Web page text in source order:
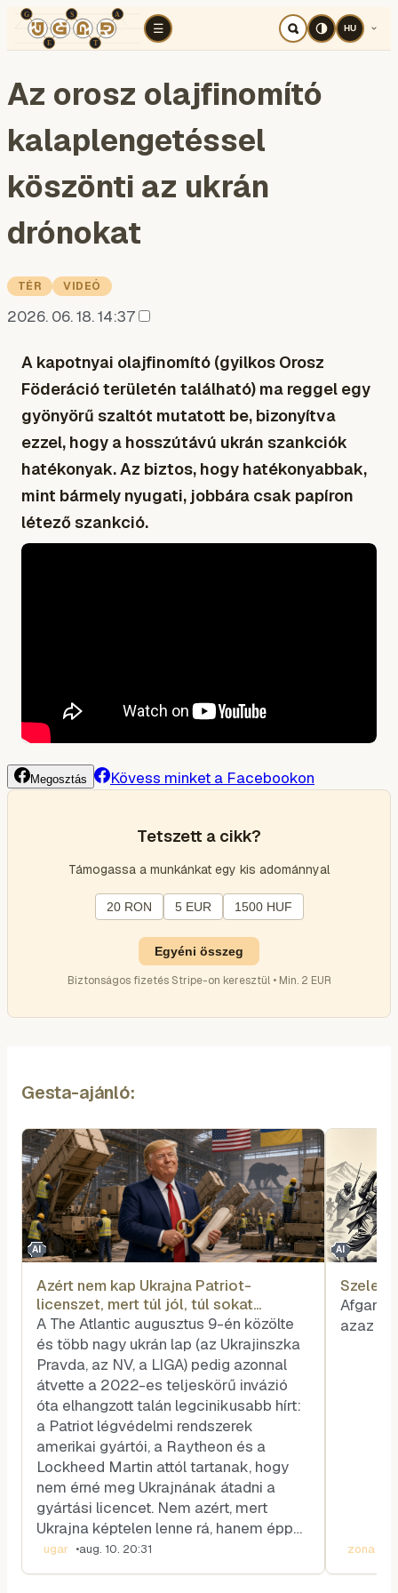
☰
TÉR KOGNITÍV HÁBORÚ
HU
Az orosz olajfinomító
kalaplengetéssel
köszönti az ukrán
drónokat
TÉR VIDEÓ
2026. 06. 18. 14:37
A kapotnyai olajfinomító (gyilkos Orosz
Föderáció területén található) ma reggel egy
gyönyörű szaltót mutatott be, bizonyítva
ezzel, hogy a hosszútávú ukrán szankciók
hatékonyak. Az biztos, hogy hatékonyabbak,
mint bármely nyugati, jobbára csak papíron
létező szankció.
Megosztás Kövess minket a Facebookon
Tetszett a cikk?
Támogassa a munkánkat egy kis adománnyal
20 RON 5 EUR 1500 HUF
Egyéni összeg
Biztonságos fizetés Stripe-on keresztül • Min. 2 EUR
Gesta-ajánló:
AI
Azért nem kap Ukrajna Patriot-
licenszet, mert túl jól, túl sokat
gyártana belőle túl olcsón
A The Atlantic augusztus 9-én közölte
és több nagy ukrán lap (az Ukrajinszka
Pravda, az NV, a LIGA) pedig azonnal
átvette a 2022-es teljeskörű invázió
óta elhangzott talán legcinikusabb hírt:
a Patriot légvédelmi rendszerek
amerikai gyártói, a Raytheon és a
Lockheed Martin attól tartanak, hogy
nem érné meg Ukrajnának átadni a
gyártási licencet. Nem azért, mert
Ukrajna képtelen lenne rá, hanem épp…
ugar •aug. 10. 20:31
AI
Szele
azaz
zona